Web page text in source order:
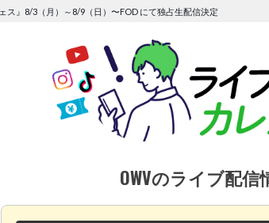
OWVのライブ配信
ス』8/3（月）～8/9（日）〜FOD にて独占生配信決定